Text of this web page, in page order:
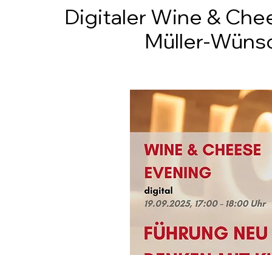
Digitaler Wine &
Müller-